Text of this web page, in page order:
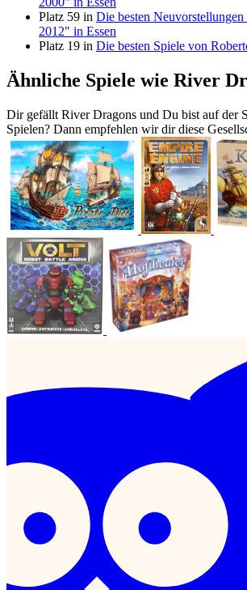
Platz 59 in Die besten
2012" in Essen
Platz 19 in Die besten Spiele von
Ähnliche Spiele wie River
Dir gefällt River Dragons und Du bist auf der
Spielen? Dann empfehlen wir dir diese